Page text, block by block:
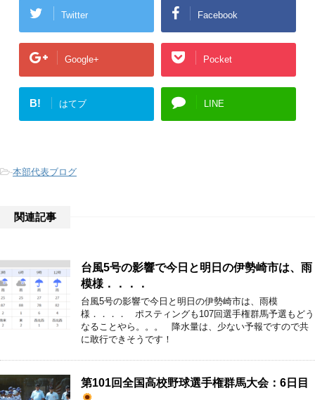
Twitter Facebook
Google+ Pocket
B! はてブ LINE
-本部代表ブログ
関連記事
台風5号の影響で今日と明日の伊勢崎市は、雨
模様．．．．
台風5号の影響で今日と明日の伊勢崎市は、雨模
様．．．． ポスティングも107回選手権群馬予選もどう
なることやら。。。 降水量は、少ない予報ですので共
に敢行できそうです！
第101回全国高校野球選手権群馬大会：6日目